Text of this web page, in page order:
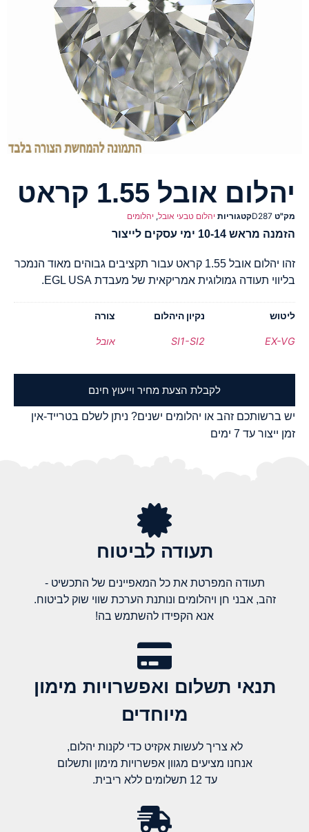
יהלום אובל 1.55 קראט
מק"ט D287קטגוריות יהלום טבעי אובל, יהלומים
הזמנה מראש 10-14 ימי עסקים לייצור
זהו יהלום אובל 1.55 קראט עבור תקציבים גבוהים מאוד הנמכר
בליווי תעודה גמולוגית אמריקאית של מעבדת EGL USA.
ליטוש
EX-VG
נקיון היהלום
SI1-SI2
צורה
אובל
לקבלת הצעת מחיר וייעוץ חינם
יש ברשותכם זהב או יהלומים ישנים? ניתן לשלם בטרייד-אין
זמן ייצור עד 7 ימים
תעודה לביטוח
תעודה המפרטת את כל המאפיינים של התכשיט -
זהב, אבני חן ויהלומים ונותנת הערכת שווי שוק לביטוח.
אנא הקפידו להשתמש בה!
תנאי תשלום ואפשרויות מימון
מיוחדים
לא צריך לעשות אקזיט כדי לקנות יהלום,
אנחנו מציעים מגוון אפשרויות מימון ותשלום
עד 12 תשלומים ללא ריבית.